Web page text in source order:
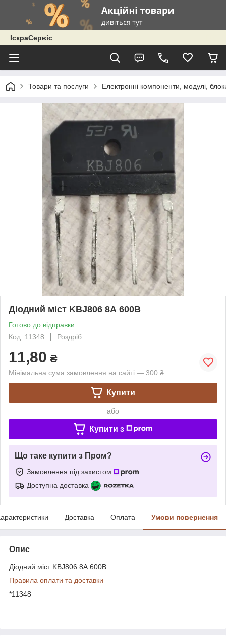
ІскраСервіс
Товари та послуги Електронні компоненти, модулі,
Діодний міст KBJ806 8А 600В
Готово до відправки
Код: 11348
Роздріб
11,80 ₴
Мінімальна сума замовлення на сайті — 300 ₴
Купити
або
Купити з
Що таке купити з Пром?
Замовлення під захистом
Доступна доставка
Доставка Оплата Умови повернення
Опис
Діодний міст KBJ806 8А 600В
Правила оплати та доставки
*11348